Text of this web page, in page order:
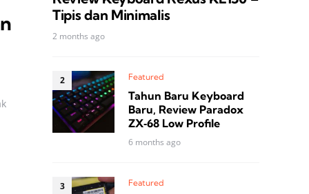
Tipis dan Minimalis
2 months ago
Featured
Tahun Baru Keyboard
Baru, Review Paradox
ZX‑68 Low Profile
6 months ago
Featured